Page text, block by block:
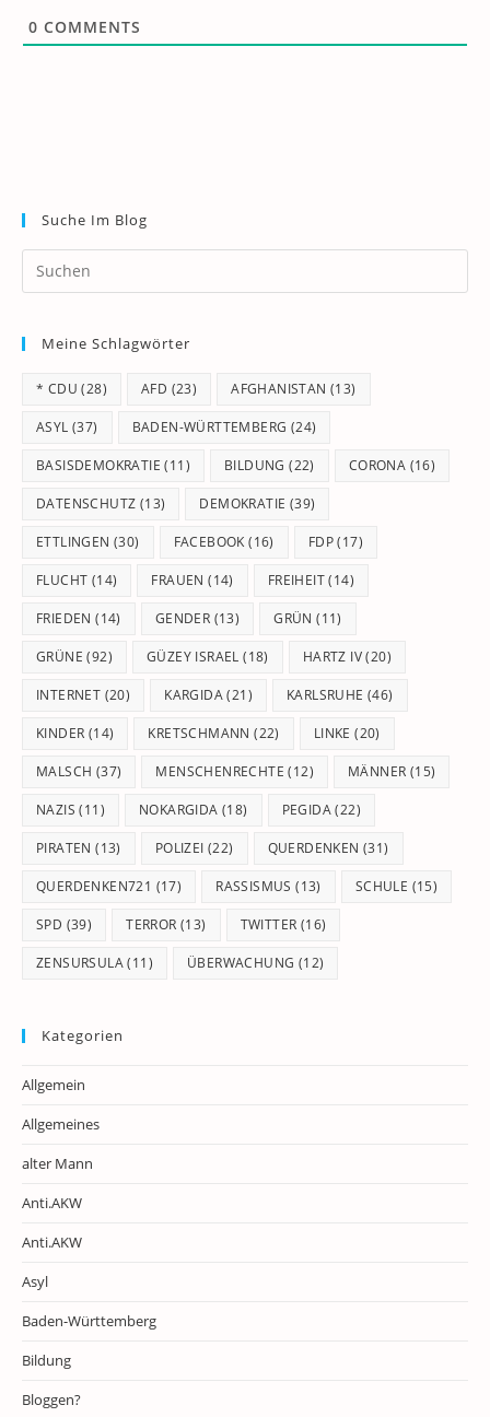
0 COMMENTS
Suche Im Blog
Meine Schlagwörter
* CDU (28) AFD (23) AFGHANISTAN (13)
ASYL (37) BADEN-WÜRTTEMBERG (24)
BASISDEMOKRATIE (11) BILDUNG (22) CORONA (16)
DATENSCHUTZ (13) DEMOKRATIE (39)
ETTLINGEN (30) FACEBOOK (16) FDP(17)
FLUCHT (14) FRAUEN (14) FREIHEIT(14)
FRIEDEN (14) GENDER (13) GRÜN (11)
GRÜNE (92) GÜZEY ISRAEL (18) HARTZ IV(20)
INTERNET (20) KARGIDA(21) KARLSRUHE (46)
KINDER (14) KRETSCHMANN (22) LINKE (20)
MALSCH (37) MENSCHENRECHTE (12) MÄNNER (15)
NAZIS (11) NOKARGIDA (18) PEGIDA(22)
PIRATEN (13) POLIZEI (22) QUERDENKEN (31)
QUERDENKEN721 (17) RASSISMUS (13) SCHULE (15)
SPD (39) TERROR (13) TWITTER (16)
ZENSURSULA(11) ÜBERWACHUNG (12)
Kategorien
Allgemein
Allgemeines
alter Mann
Anti.AKW
Anti.AKW
Asyl
Baden-Württemberg
Bildung
Bloggen?